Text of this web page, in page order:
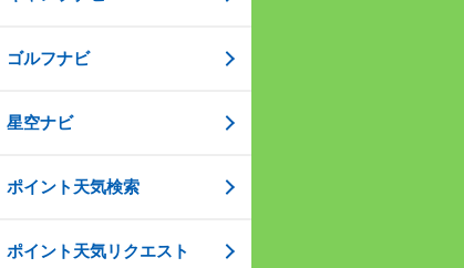
ゴルフナビ
星空ナビ
ポイント天気検索
ポイント天気リクエスト